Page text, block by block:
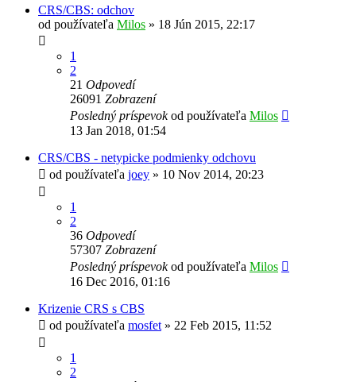
CRS/CBS: odchov
od používateľa Milos » 18 Jún 2015, 22:17
1
2
21 Odpovedí
26091 Zobrazení
Posledný príspevokod používateľa Milos
13 Jan 2018, 01:54
CRS/CBS - netypicke podmienky odchovu
od používateľa joey » 10 Nov 2014, 20:23
1
2
36 Odpovedí
57307 Zobrazení
Posledný príspevokod používateľa Milos
16 Dec 2016, 01:16
Krizenie CRS s CBS
od používateľa mosfet » 22 Feb 2015, 11:52
1
2